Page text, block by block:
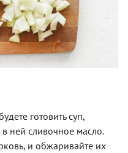
готовить суп,
в ней сливочное масло.
и обжаривайте их